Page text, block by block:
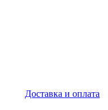
Доставка и оплата